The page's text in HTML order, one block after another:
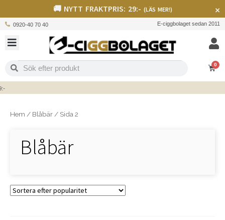
🚚 NYTT FRAKTPRIS: 29:- (LÄS MER!) ×
0920-40 70 40 E-ciggbolaget sedan 2011
0
Hem / Blåbär / Sida 2
Blåbär